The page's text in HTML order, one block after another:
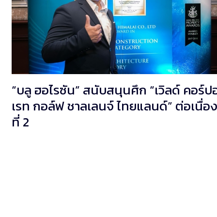
“บลู ฮอไรซัน” สนับสนุนศึก “เวิลด์ คอร์ป
เรท กอล์ฟ ชาลเลนจ์ ไทยแลนด์” ต่อเนื่อ
ที่ 2